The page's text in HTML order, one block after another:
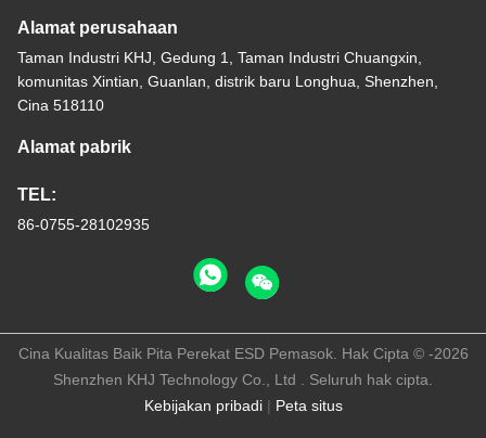
Alamat perusahaan
Taman Industri KHJ, Gedung 1, Taman Industri Chuangxin,
komunitas Xintian, Guanlan, distrik baru Longhua, Shenzhen,
Cina 518110
Alamat pabrik
TEL:
86-0755-28102935
Kebijakan pribadi| Peta situs
Cina Kualitas Baik Pita Perekat ESD Pemasok. Hak Cipta © -2026
Shenzhen KHJ Technology Co., Ltd . Seluruh hak cipta.